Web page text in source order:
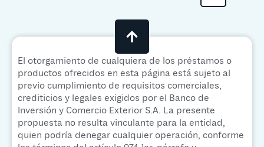
El otorgamiento de cualquiera de los préstamos o
productos ofrecidos en esta página está sujeto al
previo cumplimiento de requisitos comerciales,
crediticios y legales exigidos por el Banco de
Inversión y Comercio Exterior S.A. La presente
propuesta no resulta vinculante para la entidad,
quien podría denegar cualquier operación, conforme